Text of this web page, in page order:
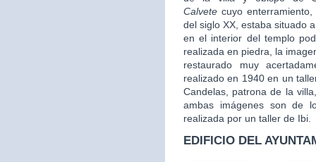
Calvete cuyo
del siglo XX, estaba situado
en el interior del templo
realizada en piedra, la
restaurado muy
realizado en 1940 en un
Candelas, patrona de la
ambas imágenes son de
realizada por un taller de Ibi.
EDIFICIO DEL